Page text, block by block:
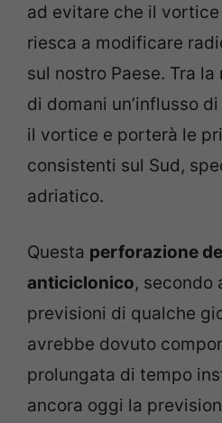
ad evitare che il vortice
riesca a modificare
sul nostro Paese. Tra
di domani un’influsso
il vortice e porterà le
consistenti sul Sud,
adriatico.
Questa perforazione
anticiclonico, secondo
previsioni di qualche
avrebbe dovuto
prolungata di tempo
ancora oggi la